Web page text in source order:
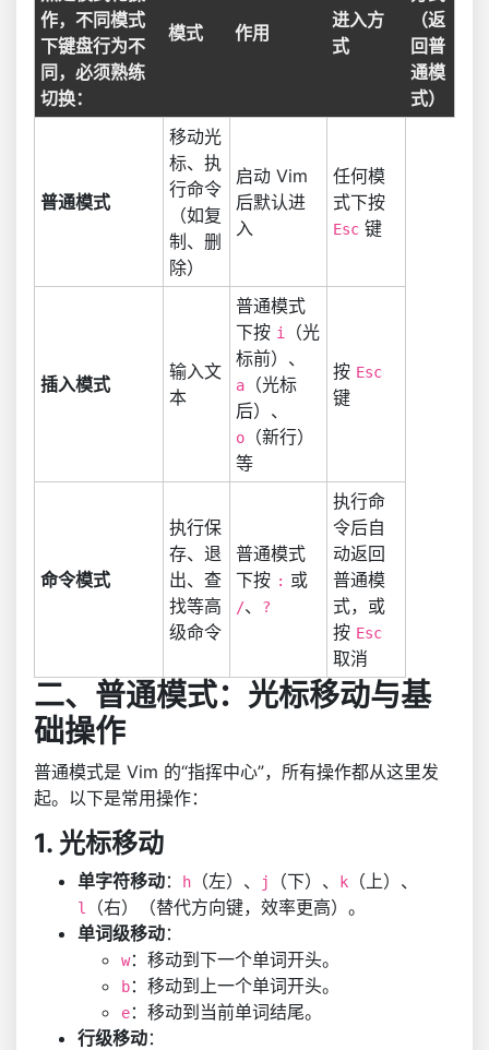
作，不同模式
下键盘行为不
同，必须熟练
切换：
模式 作用
进入方
式
（返
回普
通模
式）
普通模式
移动光
标、执
行命令
（如复
制、删
除）
启动 Vim
后默认进
入
任何模
式下按
Esc 键
插入模式
输入文
本
普通模式
下按 i
（光
标前）、
a
（光标
后）、
o
（新行）
等
按 Esc
键
命令模式
执行保
存、退
出、查
找等高
级命令
普通模式
下按 : 或
/、 ?
执行命
令后自
动返回
普通模
式，或
按 Esc
取消
二、普通模式：光标移动与基
础操作
普通模式是 Vim 的“指挥中心”，所有操作都从这里发
起。以下是常用操作：
1. 光标移动
单字符移动： h （左）、 j （下）、 k （上）、
l
（右）（替代方向键，效率更高）。
单词级移动：
w：移动到下一个单词开头。
b：移动到上一个单词开头。
e：移动到当前单词结尾。
行级移动：